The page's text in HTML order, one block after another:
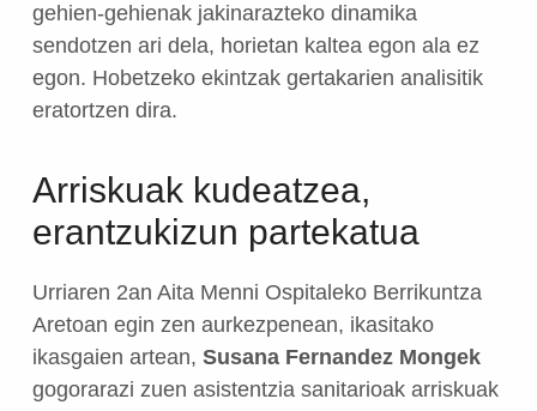
gehien-gehienak jakinarazteko dinamika
sendotzen ari dela, horietan kaltea egon ala ez
egon. Hobetzeko ekintzak gertakarien analisitik
eratortzen dira.
Arriskuak kudeatzea,
erantzukizun partekatua
Urriaren 2an Aita Menni Ospitaleko Berrikuntza
Aretoan egin zen aurkezpenean, ikasitako
ikasgaien artean, Susana Fernandez Mongek
gogorarazi zuen asistentzia sanitarioak arriskuak